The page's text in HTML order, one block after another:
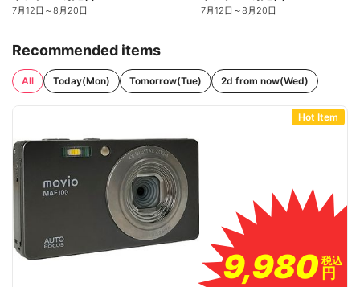
7月12日 ～8月20日 7月12日 ～8月20日
Recommended items
All Today(Mon) Tomorrow(Tue) 2d from now(Wed)
Hot Item
9,980
9,980税込
税込
円
円